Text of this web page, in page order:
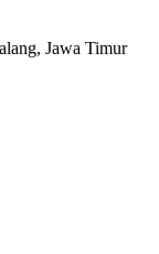
Jawa Timur